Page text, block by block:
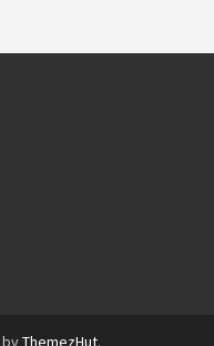
byThemezHut.